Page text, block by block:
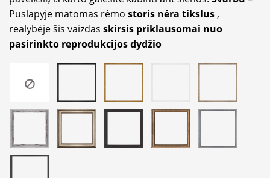
Puslapyje matomas rėmo storis nėra tikslus,
realybėje šis vaizdas skirsis priklausomai nuo
pasirinkto reprodukcijos dydžio